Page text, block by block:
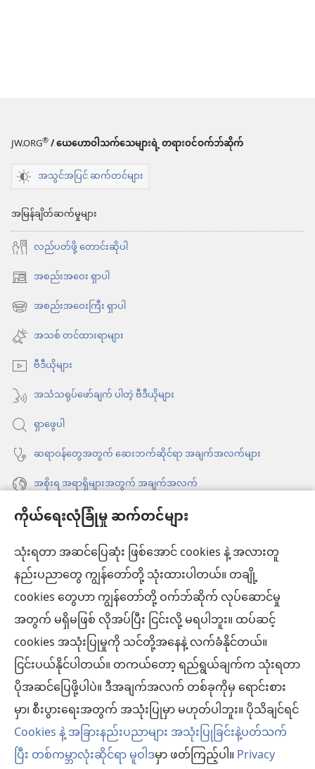
ကိုယ်ရေးလုံခြုံမှု ဆက်တင်များ
သုံးရတာ အဆင်ပြေဆုံး ဖြစ်အောင် cookies နဲ့ အလားတူ
နည်းပညာတွေ ကျွန်တော်တို့ သုံးထားပါတယ်။ တချို့
cookies တွေဟာ ကျွန်တော်တို့ ဝက်ဘ်ဆိုက် လုပ်ဆောင်မှု
အတွက် မရှိမဖြစ် လိုအပ်ပြီး ငြင်းလို့ မရပါဘူး။ ထပ်ဆင့်
cookies အသုံးပြုမှုကို သင်တို့အနေနဲ့ လက်ခံနိုင်တယ်။
ငြင်းပယ်နိုင်ပါတယ်။ တကယ်တော့ ရည်ရွယ်ချက်က သုံးရတာ
ပိုအဆင်ပြေဖို့ပါပဲ။ ဒီအချက်အလက် တစ်ခုကိုမှ ရောင်းစား
မှာ၊ စီးပွားရေးအတွက် အသုံးပြုမှာ မဟုတ်ပါဘူး။ ပိုသိချင်ရင်
Cookies နဲ့ အခြားနည်းပညာများ အသုံးပြုခြင်းနဲ့ပတ်သက်
ပြီး တစ်ကမ္ဘာလုံးဆိုင်ရာ မူဝါဒမှာ ဖတ်ကြည့်ပါ။Privacy
JW.ORG®/ ယေဟောဝါသက်သေများရဲ့ တရားဝင်ဝက်ဘ်ဆိုက်
အသွင်အပြင် ဆက်တင်များ
အမြန်ချိတ်ဆက်မှုများ
လည်ပတ်ဖို့ တောင်းဆိုပါ
အစည်းအဝေး ရှာပါ
(window
အသစ်
င့်
နေ
ပါ
တယ်)
အစည်းအဝေးကြီး ရှာပါ
(window
အသစ်
င့်
နေ
ပါ
တယ်)
အသစ် တင်ထားရာများ
ဗီဒီယိုများ
အသံသရုပ်ဖော်ချက် ပါတဲ့ ဗီဒီယိုများ
ရှာဖွေပါ
ဆရာဝန်တွေအတွက် ဆေးဘက်ဆိုင်ရာ အချက်အလက်များ
အစိုးရ အရာရှိများအတွက် အချက်အလက်
အကူအညီ
အလှူငွေ
(window
အသစ်
ဖွ
င့်
ပါ
တယ်)
ကင်းမျှော်စင် အွန်လိုင်းစာကြည့်တိုက်™
(window
အသစ်
ဖွ
င့်
နေ
ပါ
တယ်)
JW Hub®
(window
အသစ်
ဖွ
င့်
နေ
ပါ
တယ်)
JW Library®
ကင်းမျှော်စင် စာကြည့်တိုက်